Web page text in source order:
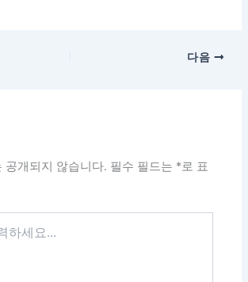
다음
공개되지 않습니다. 필수 필드는 *로 표